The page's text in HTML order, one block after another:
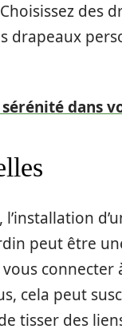
des
drapeaux
dans
peut être
cela peut
tisser des